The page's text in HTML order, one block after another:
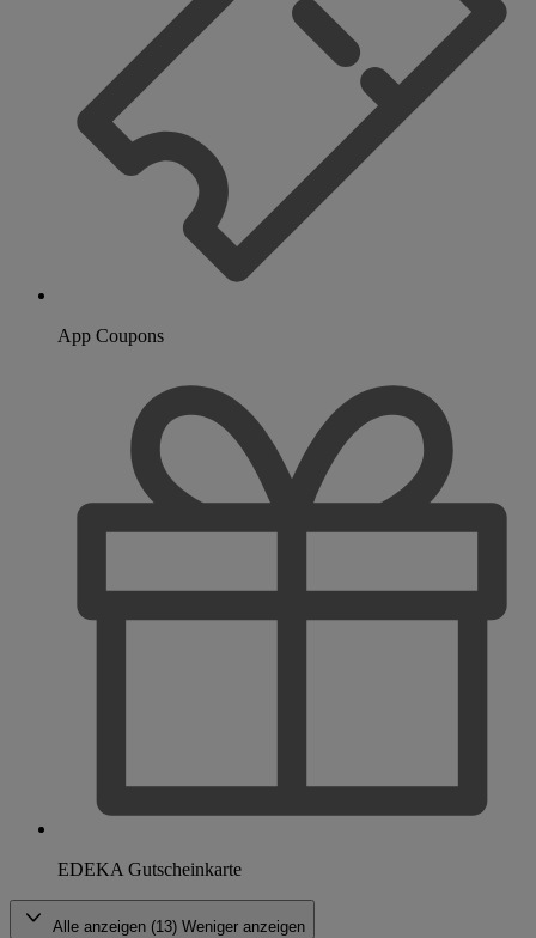
App Coupons
EDEKA Gutscheinkarte
Alle anzeigen (13) Weniger anzeigen